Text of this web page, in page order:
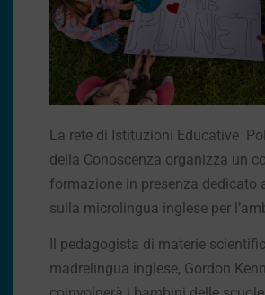
La rete di Istituzioni Educative
della Conoscenza organizza un
formazione in presenza dedicato
sulla microlingua inglese per
Il pedagogista di materie
madrelingua inglese, Gordon